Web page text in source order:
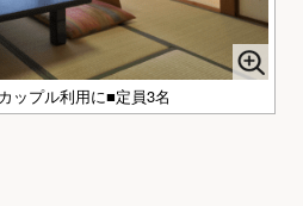
ップル利用に■定員3名